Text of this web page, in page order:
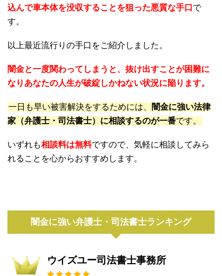
込んで車本体を没収することを狙った悪質な手口 で
す。
以上最近流行りの手口をご紹介しました。
闇金と一度関わってしまうと、抜け出すことが困難に
なりあなたの人生が破綻しかねない状況に陥ります。
一日も早い被害解決をするためには、
闇金に強い法律
家（弁護士・司法書士）に相談するのが一番です。
いずれも相談料は無料ですので、気軽に相談してみら
れることを心からおすすめします。
闇金に強い弁護士・司法書士ランキング
ウイズユー司法書士事務所